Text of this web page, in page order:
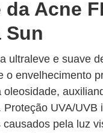
Acne
Sun
ultraleve e suave
o envelhecimento
oleosidade,
Proteção UVA/UVB
pela luz